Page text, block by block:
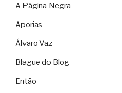
A Página Negra
Aporias
Álvaro Vaz
Blague do Blog
Então